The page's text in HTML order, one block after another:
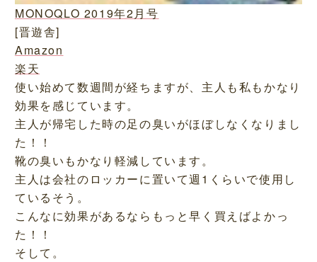
MONOQLO 2019年2月号
[晋遊舎]
Amazon
楽天
使い始めて数週間が経ちますが、主人も私もかなり
効果を感じています。
主人が帰宅した時の足の臭いがほぼしなくなりまし
た！！
靴の臭いもかなり軽減しています。
主人は会社のロッカーに置いて週1くらいで使用し
ているそう。
こんなに効果があるならもっと早く買えばよかっ
た！！
そして。